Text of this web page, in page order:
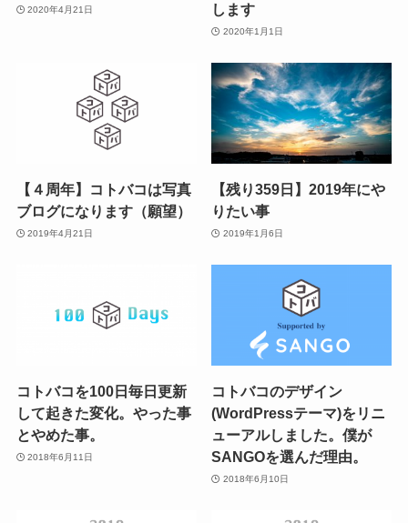
2020年4月21日
します
2020年1月1日
【４周年】コトバコは写真
ブログになります（願望）
2019年4月21日
【残り359日】2019年にや
りたい事
2019年1月6日
コトバコを100日毎日更新
して起きた変化。やった事
とやめた事。
2018年6月11日
コトバコのデザイン
(WordPressテーマ)をリニ
ューアルしました。僕が
SANGOを選んだ理由。
2018年6月10日